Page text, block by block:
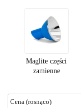
Maglite części
zamienne